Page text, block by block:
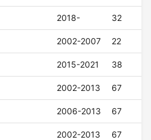
2018- 32
2002-2007 22
2015-2021 38
2002-2013 67
2006-2013 67
2002-2013 67